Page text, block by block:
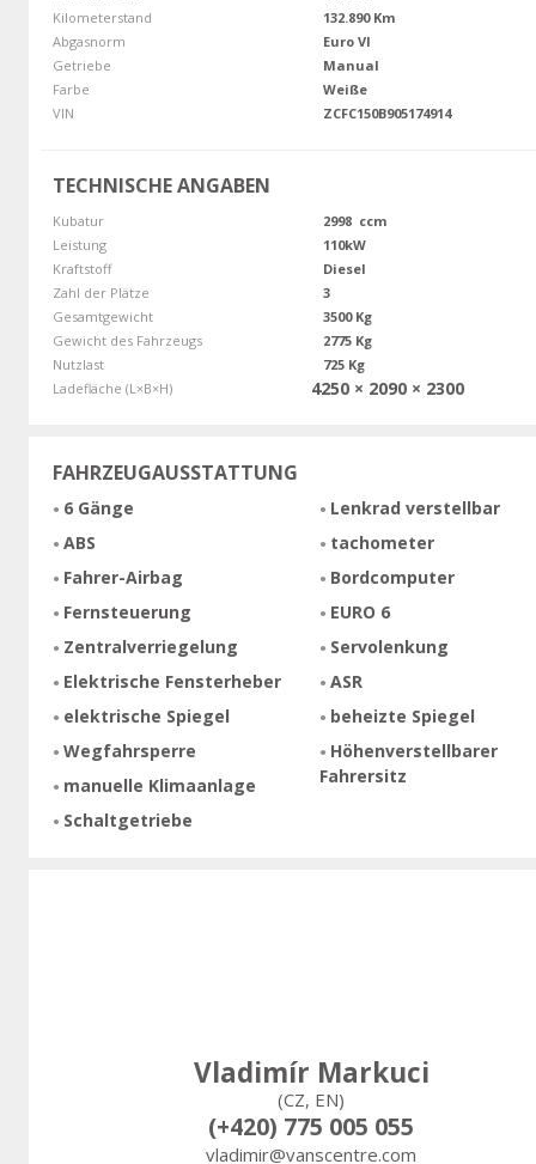
Kilometerstand
132.890 Km
Abgasnorm
Euro VI
Getriebe
Manual
Farbe
Weiße
VIN
ZCFC150B905174914
TECHNISCHE ANGABEN
Kubatur
2998 ccm
Leistung
110kW
Kraftstoff
Diesel
Zahl der Plätze
3
Gesamtgewicht
3500 Kg
Gewicht des Fahrzeugs
2775 Kg
Nutzlast
725 Kg
Ladefläche (L×B×H)
4250 × 2090 × 2300
FAHRZEUGAUSSTATTUNG
6 Gänge
ABS
Fahrer-Airbag
Fernsteuerung
Zentralverriegelung
Elektrische Fensterheber
elektrische Spiegel
Wegfahrsperre
manuelle Klimaanlage
Schaltgetriebe
Lenkrad verstellbar
tachometer
Bordcomputer
EURO 6
Servolenkung
ASR
beheizte Spiegel
Höhenverstellbarer
Fahrersitz
Vladimír Markuci
(CZ, EN)
(+420) 775 005 055
vladimir@vanscentre.com